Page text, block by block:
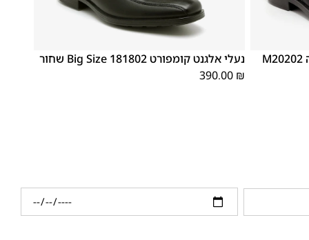
נעלי מגפיים לגברים במידה גדולה M20202
נעלי אלגנט קומפורט 181802 Big Size שחור
390.00 ₪